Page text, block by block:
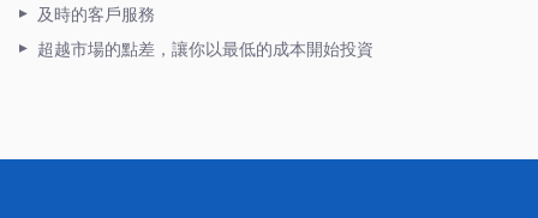
及時的客戶服務
超越市場的點差，讓你以最低的成本開始投資